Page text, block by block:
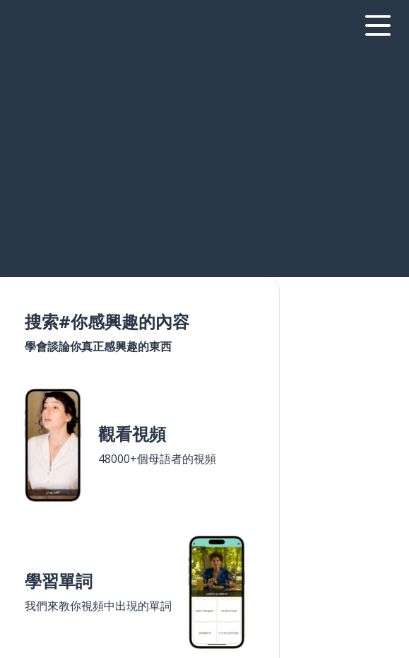
搜索#你感興趣的內容
學會談論你真正感興趣的東西
觀看視頻
48000+個母語者的視頻
學習單詞
我們來教你視頻中出現的單詞